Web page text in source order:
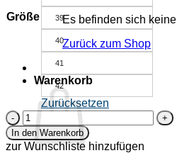
Es befinden sich
Zurück zum Shop
Warenkorb
Größe 39
40
41
42
Zurücksetzen
gepolsterte
Riemen-
Pantolette
In den Warenkorb
zur Wunschliste hinzufügen